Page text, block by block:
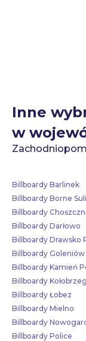
Inne
w
Billboardy Barlinek
Billboardy Borne
Billboardy
Billboardy Darłowo
Billboardy Drawsko
Billboardy Goleniów
Billboardy Kamień
Billboardy Kołobrzeg
Billboardy Łobez
Billboardy Mielno
Billboardy
Billboardy Police